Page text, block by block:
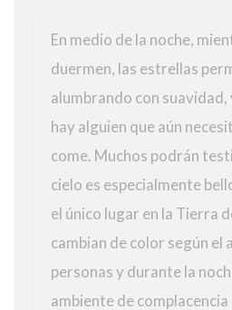
En medio de la noche,
duermen, las estrellas
alumbrando con suavidad,
hay alguien que aún
come. Muchos podrán
cielo es especialmente
el único lugar en la Tierra
cambian de color según el
personas y durante la
ambiente de